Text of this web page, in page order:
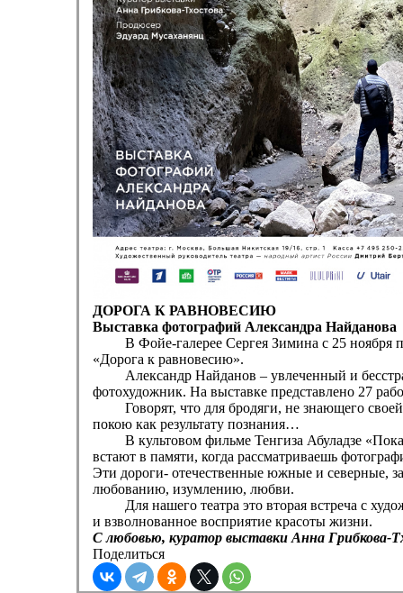
ДОРОГА К РАВНОВЕСИЮ
Выставка фотографий Александра Найданова
В Фойе-галерее Сергея Зимина с 25 ноября по
«Дорога к равновесию».
Александр Найданов – увлеченный и
фотохудожник. На выставке представлено 27
Говорят, что для бродяги, не знающего своей
покою как результату познания…
В культовом фильме Тенгиза Абуладзе
встают в памяти, когда рассматриваешь
Эти дороги- отечественные южные и северные,
любованию, изумлению, любви.
Для нашего театра это вторая встреча с
и взволнованное восприятие красоты жизни.
С любовью, куратор выставки Анна Грибкова-
Поделиться